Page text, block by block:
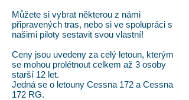
Můžete si vybrat některou z námi
připravených tras, nebo si ve spolupráci s
našimi piloty sestavit svou vlastní!
Ceny jsou uvedeny za celý letoun, kterým
se mohou prolétnout celkem až 3 osoby
starší 12 let.
Jedná se o letouny Cessna 172 a Cessna
172 RG.